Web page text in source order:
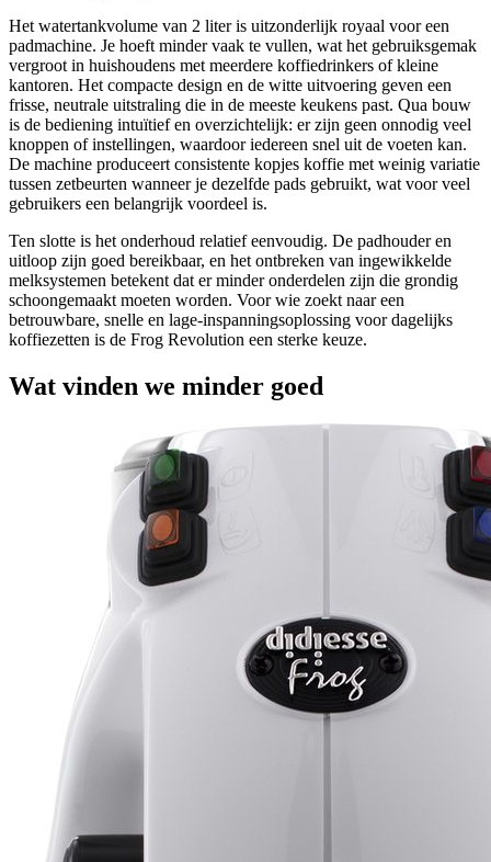
Het watertankvolume van 2 liter is uitzonderlijk royaal voor een
padmachine. Je hoeft minder vaak te vullen, wat het gebruiksgemak
vergroot in huishoudens met meerdere koffiedrinkers of kleine
kantoren. Het compacte design en de witte uitvoering geven een
frisse, neutrale uitstraling die in de meeste keukens past. Qua bouw
is de bediening intuïtief en overzichtelijk: er zijn geen onnodig veel
knoppen of instellingen, waardoor iedereen snel uit de voeten kan.
De machine produceert consistente kopjes koffie met weinig variatie
tussen zetbeurten wanneer je dezelfde pads gebruikt, wat voor veel
gebruikers een belangrijk voordeel is.
Ten slotte is het onderhoud relatief eenvoudig. De padhouder en
uitloop zijn goed bereikbaar, en het ontbreken van ingewikkelde
melksystemen betekent dat er minder onderdelen zijn die grondig
schoongemaakt moeten worden. Voor wie zoekt naar een
betrouwbare, snelle en lage-inspanningsoplossing voor dagelijks
koffiezetten is de Frog Revolution een sterke keuze.
Wat vinden we minder goed